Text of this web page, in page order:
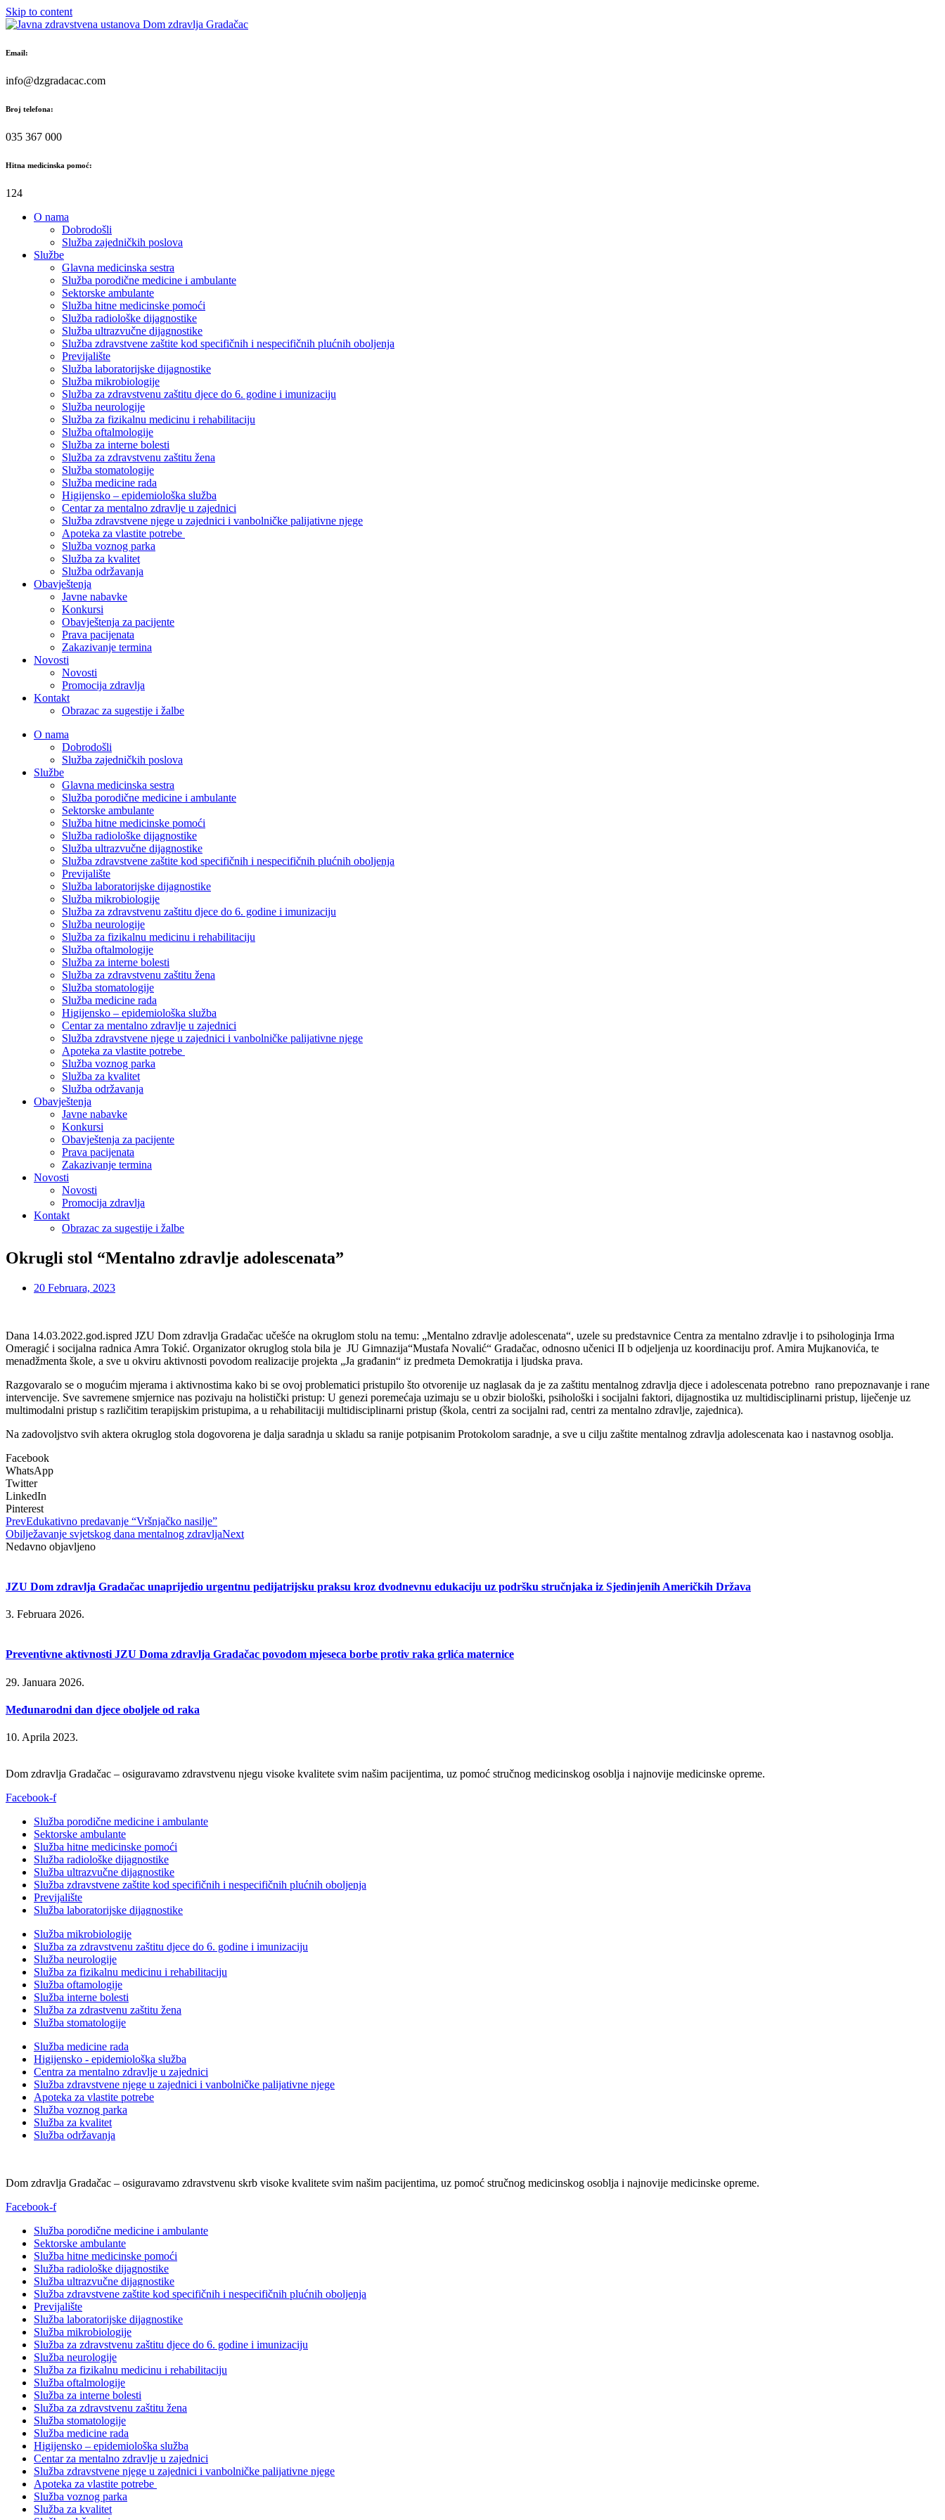
Skip to content
Email:
info@dzgradacac.com
Broj telefona:
035 367 000
Hitna medicinska pomoć:
124
O nama
Dobrodošli
Služba zajedničkih poslova
Službe
Glavna medicinska sestra
Služba porodične medicine i ambulante
Sektorske ambulante
Služba hitne medicinske pomoći
Služba radiološke dijagnostike
Služba ultrazvučne dijagnostike
Služba zdravstvene zaštite kod specifičnih i nespecifičnih plućnih oboljenja
Previjalište
Služba laboratorijske dijagnostike
Služba mikrobiologije
Služba za zdravstvenu zaštitu djece do 6. godine i imunizaciju
Služba neurologije
Služba za fizikalnu medicinu i rehabilitaciju
Služba oftalmologije
Služba za interne bolesti
Služba za zdravstvenu zaštitu žena
Služba stomatologije
Služba medicine rada
Higijensko – epidemiološka služba
Centar za mentalno zdravlje u zajednici
Služba zdravstvene njege u zajednici i vanbolničke palijativne njege
Apoteka za vlastite potrebe
Služba voznog parka
Služba za kvalitet
Služba održavanja
Obavještenja
Javne nabavke
Konkursi
Obavještenja za pacijente
Prava pacijenata
Zakazivanje termina
Novosti
Novosti
Promocija zdravlja
Kontakt
Obrazac za sugestije i žalbe
O nama
Dobrodošli
Služba zajedničkih poslova
Službe
Glavna medicinska sestra
Služba porodične medicine i ambulante
Sektorske ambulante
Služba hitne medicinske pomoći
Služba radiološke dijagnostike
Služba ultrazvučne dijagnostike
Služba zdravstvene zaštite kod specifičnih i nespecifičnih plućnih oboljenja
Previjalište
Služba laboratorijske dijagnostike
Služba mikrobiologije
Služba za zdravstvenu zaštitu djece do 6. godine i imunizaciju
Služba neurologije
Služba za fizikalnu medicinu i rehabilitaciju
Služba oftalmologije
Služba za interne bolesti
Služba za zdravstvenu zaštitu žena
Služba stomatologije
Služba medicine rada
Higijensko – epidemiološka služba
Centar za mentalno zdravlje u zajednici
Služba zdravstvene njege u zajednici i vanbolničke palijativne njege
Apoteka za vlastite potrebe
Služba voznog parka
Služba za kvalitet
Služba održavanja
Obavještenja
Javne nabavke
Konkursi
Obavještenja za pacijente
Prava pacijenata
Zakazivanje termina
Novosti
Novosti
Promocija zdravlja
Kontakt
Obrazac za sugestije i žalbe
Okrugli stol “Mentalno zdravlje adolescenata”
20 Februara, 2023
Dana 14.03.2022.god.ispred JZU Dom zdravlja Gradačac učešće na okruglom stolu na temu: „Mentalno zdravlje adolescenata“, uzele su predstavnice Centra za mentalno zdravlje i to psihologinja Irma
Omeragić i socijalna radnica Amra Tokić. Organizator okruglog stola bila je JU Gimnazija“Mustafa Novalić“ Gradačac, odnosno učenici II b odjeljenja uz koordinaciju prof. Amira Mujkanovića, te
menadžmenta škole, a sve u okviru aktivnosti povodom realizacije projekta „Ja građanin“ iz predmeta Demokratija i ljudska prava.
Razgovaralo se o mogućim mjerama i aktivnostima kako bi se ovoj problematici pristupilo što otvorenije uz naglasak da je za zaštitu mentalnog zdravlja djece i adolescenata potrebno rano prepoznavanje i rane
intervencije. Sve savremene smjernice nas pozivaju na holistički pristup: U genezi poremećaja uzimaju se u obzir biološki, psihološki i socijalni faktori, dijagnostika uz multidisciplinarni pristup, liječenje uz
multimodalni pristup s različitim terapijskim pristupima, a u rehabilitaciji multidisciplinarni pristup (škola, centri za socijalni rad, centri za mentalno zdravlje, zajednica).
Na zadovoljstvo svih aktera okruglog stola dogovorena je dalja saradnja u skladu sa ranije potpisanim Protokolom saradnje, a sve u cilju zaštite mentalnog zdravlja adolescenata kao i nastavnog osoblja.
Facebook
WhatsApp
Twitter
LinkedIn
Pinterest
PrevEdukativno predavanje “Vršnjačko nasilje”
Obilježavanje svjetskog dana mentalnog zdravljaNext
Nedavno objavljeno
JZU Dom zdravlja Gradačac unaprijedio urgentnu pedijatrijsku praksu kroz dvodnevnu edukaciju uz podršku stručnjaka iz Sjedinjenih Američkih Država
3. Februara 2026.
Preventivne aktivnosti JZU Doma zdravlja Gradačac povodom mjeseca borbe protiv raka grlića maternice
29. Januara 2026.
Međunarodni dan djece oboljele od raka
10. Aprila 2023.
Dom zdravlja Gradačac – osiguravamo zdravstvenu njegu visoke kvalitete svim našim pacijentima, uz pomoć stručnog medicinskog osoblja i najnovije medicinske opreme.
Facebook-f
Služba porodične medicine i ambulante
Sektorske ambulante
Služba hitne medicinske pomoći
Služba radiološke dijagnostike
Služba ultrazvučne dijagnostike
Služba zdravstvene zaštite kod specifičnih i nespecifičnih plućnih oboljenja
Previjalište
Služba laboratorijske dijagnostike
Služba mikrobiologije
Služba za zdravstvenu zaštitu djece do 6. godine i imunizaciju
Služba neurologije
Služba za fizikalnu medicinu i rehabilitaciju
Služba oftamologije
Služba interne bolesti
Služba za zdrastvenu zaštitu žena
Služba stomatologije
Služba medicine rada
Higijensko - epidemiološka služba
Centra za mentalno zdravlje u zajednici
Služba zdravstvene njege u zajednici i vanbolničke palijativne njege
Apoteka za vlastite potrebe
Služba voznog parka
Služba za kvalitet
Služba održavanja
Dom zdravlja Gradačac – osiguravamo zdravstvenu skrb visoke kvalitete svim našim pacijentima, uz pomoć stručnog medicinskog osoblja i najnovije medicinske opreme.
Facebook-f
Služba porodične medicine i ambulante
Sektorske ambulante
Služba hitne medicinske pomoći
Služba radiološke dijagnostike
Služba ultrazvučne dijagnostike
Služba zdravstvene zaštite kod specifičnih i nespecifičnih plućnih oboljenja
Previjalište
Služba laboratorijske dijagnostike
Služba mikrobiologije
Služba za zdravstvenu zaštitu djece do 6. godine i imunizaciju
Služba neurologije
Služba za fizikalnu medicinu i rehabilitaciju
Služba oftalmologije
Služba za interne bolesti
Služba za zdravstvenu zaštitu žena
Služba stomatologije
Služba medicine rada
Higijensko – epidemiološka služba
Centar za mentalno zdravlje u zajednici
Služba zdravstvene njege u zajednici i vanbolničke palijativne njege
Apoteka za vlastite potrebe
Služba voznog parka
Služba za kvalitet